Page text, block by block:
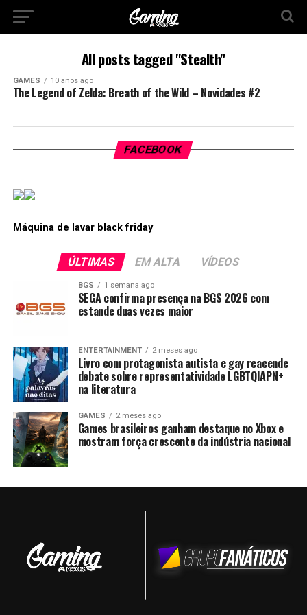
All posts tagged "Stealth"
GAMES 10 anos ago
The Legend of Zelda: Breath of the Wild – Novidades #2
FACEBOOK
Máquina de lavar black friday
ÚLTIMAS EM ALTA VÍDEOS
BGS 1 semana ago
SEGA confirma presença na BGS 2026 com
estande duas vezes maior
ENTERTAINMENT 2 meses ago
Livro com protagonista autista e gay reacende
debate sobre representatividade LGBTQIAPN+
na literatura
GAMES 2 meses ago
Games brasileiros ganham destaque no Xbox e
mostram força crescente da indústria nacional